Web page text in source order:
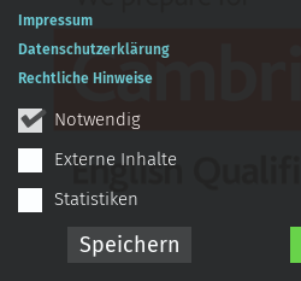
Notwendig
Externe Inhalte
Statistiken
Speichern
Impressum
Datenschutzerklärung
Rechtliche Hinweise